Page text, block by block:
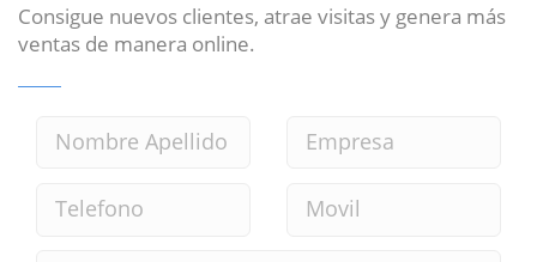
Consigue nuevos clientes, atrae visitas y genera más
ventas de manera online.